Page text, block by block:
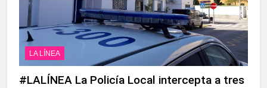
LA LÍNEA
#LALÍNEA La Policía Local intercepta a tres